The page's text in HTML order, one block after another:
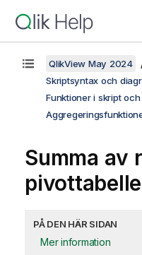
QlikView May 2024
Skriptsyntax och
Funktioner i skript
Summa av
PÅ DEN HÄR SIDAN
Mer information